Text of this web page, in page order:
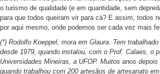
o turismo de qualidade (e em quantidade, sem
para que todos queiram vir para cá? E assim, todos
por aqui mesmo, onde podemos ser cada vez mais
(*) Rodolfo Koeppel, mora em Glaura. Tem
desde 1979, quando instalou, com o Prof. Calaes, o
Universidades Mineiras, a UFOP. Muitos anos depois
quando trabalhou com 200 artesãos de artesanato